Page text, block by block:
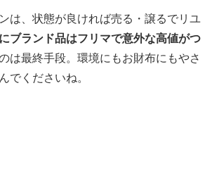
は、状態が良ければ売る・譲るでリユ
ブランド品はフリマで意外な高値がつ
は最終手段。環境にもお財布にもやさ
でくださいね。